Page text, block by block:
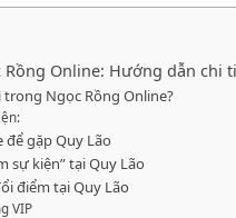
Online: Hướng dẫn
Ngọc Rồng Online?
để gặp Quy Lão
sự kiện” tại Quy Lão
điểm tại Quy Lão
VIP